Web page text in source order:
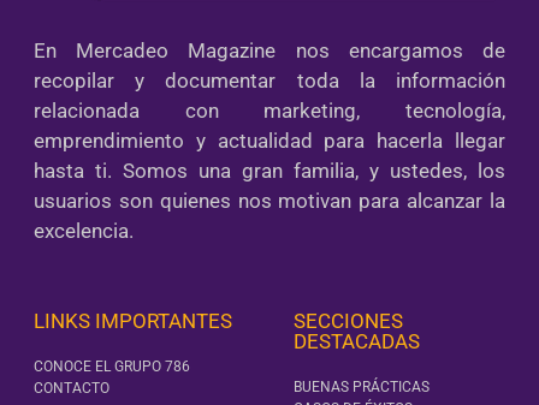
En Mercadeo Magazine nos encargamos de
recopilar y documentar toda la información
relacionada con marketing, tecnología,
emprendimiento y actualidad para hacerla llegar
hasta ti. Somos una gran familia, y ustedes, los
usuarios son quienes nos motivan para alcanzar la
excelencia.
LINKS IMPORTANTES
CONOCE EL GRUPO 786
CONTACTO
SECCIONES
DESTACADAS
BUENAS PRÁCTICAS